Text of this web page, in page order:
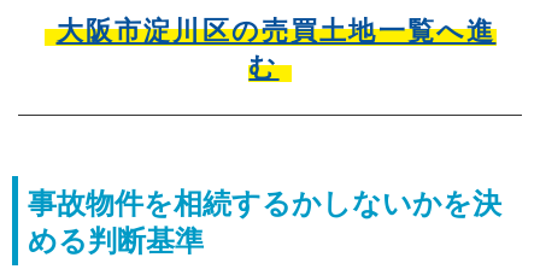
大阪市淀川区の売買土地一覧へ進
む
事故物件を相続するかしないかを決
める判断基準